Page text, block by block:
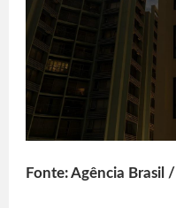
Fonte: Agência Brasil